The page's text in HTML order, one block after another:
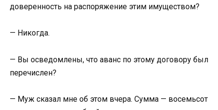
доверенность на распоряжение этим имуществом?
— Никогда.
— Вы осведомлены, что аванс по этому договору был
перечислен?
— Муж сказал мне об этом вчера. Сумма — восемьсот